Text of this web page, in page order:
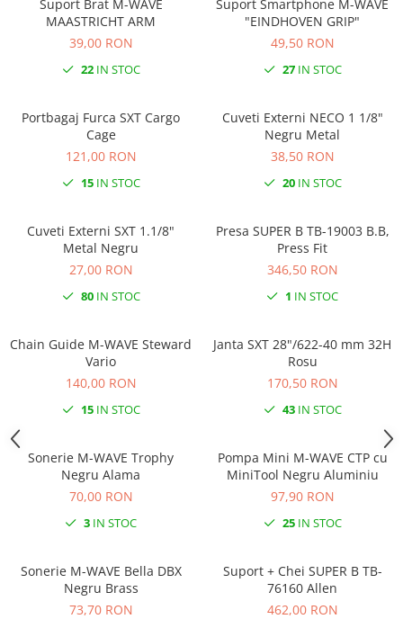
Cosuri pentru Biciclete
Ghidoline
Pedale SPD
Accesorii Pedale
Protectii Cadru
Antifurturi
Aparatori noroi
Sonerie
Diverse
Accesorii Remorca
Roti ajutatoare
Scaune pentru Copii
ZA Missinglink
Solutii Tubeless
Spacere/Axe Butuci/Rulmenti
Camere de bicicleta
Accesorii Camere
Capete Cablu si Manta
Accesorii Frane Hidraulice
Distantiere
Thru Axle
Saboti Frana
Roti Fata
Roti Spate
Frane V-Brake
Set Roti
Suspensii Spate
Butuci Roata
Schimbator Pinioane
Schimbator Foi
Ochelari
Suport Brat M-WAVE
MAASTRICHT ARM
39,00 RON
22IN STOC
Suport Smartphone M-WAVE
"EINDHOVEN GRIP"
49,50 RON
27IN STOC
Portbagaj Furca SXT Cargo
Cage
121,00 RON
15IN STOC
Cuveti Externi NECO 1 1/8"
Negru Metal
38,50 RON
20IN STOC
Cuveti Externi SXT 1.1/8"
Metal Negru
27,00 RON
80IN STOC
Presa SUPER B TB-19003 B.B,
Press Fit
346,50 RON
1 IN STOC
Chain Guide M-WAVE Steward
Vario
140,00 RON
15IN STOC
Janta SXT 28"/622-40 mm 32H
Rosu
170,50 RON
43IN STOC
Sonerie M-WAVE Trophy
Negru Alama
70,00 RON
3 IN STOC
Pompa Mini M-WAVE CTP cu
MiniTool Negru Aluminiu
97,90 RON
25IN STOC
Sonerie M-WAVE Bella DBX
Negru Brass
73,70 RON
Suport + Chei SUPER B TB-
76160 Allen
462,00 RON